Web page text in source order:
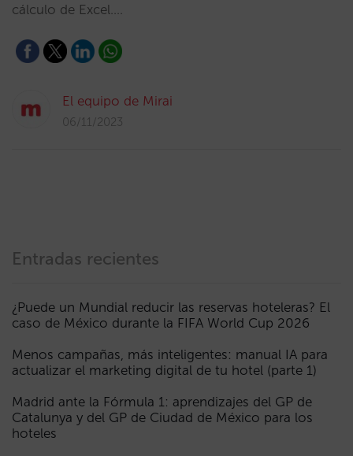
cálculo de Excel.…
El equipo de Mirai
06/11/2023
Entradas recientes
¿Puede un Mundial reducir las reservas hoteleras? El
caso de México durante la FIFA World Cup 2026
Menos campañas, más inteligentes: manual IA para
actualizar el marketing digital de tu hotel (parte 1)
Madrid ante la Fórmula 1: aprendizajes del GP de
Catalunya y del GP de Ciudad de México para los
hoteles